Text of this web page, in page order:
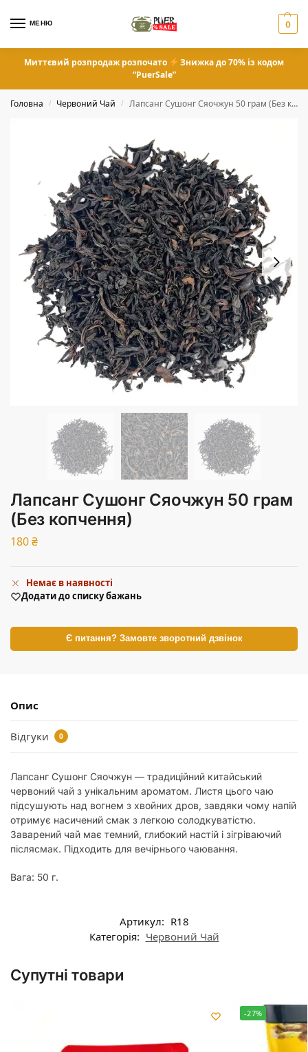
МЕНЮ 0
Миттєвий розпродаж розпочато
Знижка до 70% із кодом
“PuerSale”
Головна / Червоний Чай / Лапсанг Сушонг Сяочжун 50 грам (Без копчення)
Лапсанг Сушонг Сяочжун 50 грам
(Без копчення)
180₴
Немає в наявності
Додати до списку бажань
Є питання? Замовте зворотний дзвінок
Опис
Відгуки 0
Лапсанг Сушонг Сяочжун — традиційний китайський
червоний чай з унікальним ароматом. Листя цього чаю
підсушують над вогнем з хвойних дров, завдяки чому напій
отримує насичений смак з легкою солодкуватістю.
Заварений чай має темний, глибокий настій і зігріваючий
післясмак. Підходить для вечірнього чаювання.
Вага: 50 г.
Артикул: R18
Категорія: Червоний Чай
Супутні товари
-27%